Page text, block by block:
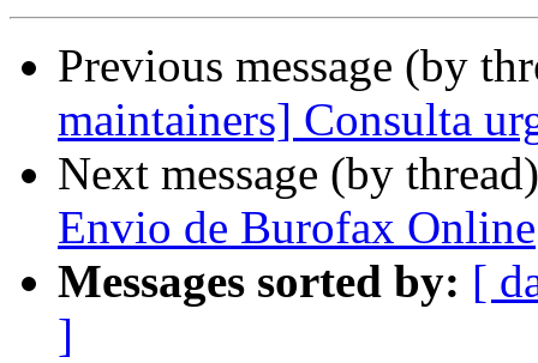
Previous message (by
maintainers] Consulta
Next message (by
Envio de Burofax Online
Messages sorted by: [
]